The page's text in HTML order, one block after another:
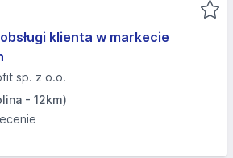
klienta w markecie
sp. z o.o.
- 12km)